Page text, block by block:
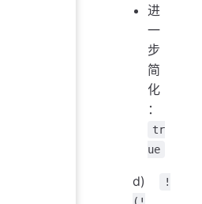
进
一
步
简
化
：
tr
ue
d)
!